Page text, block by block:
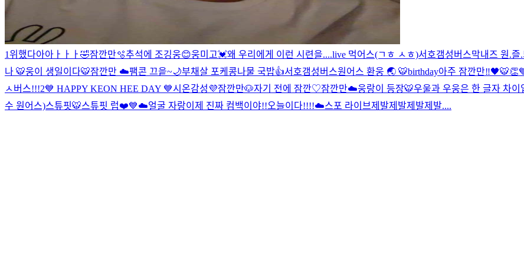
1위했다아아ㅏㅏㅏ🤣잠깐만🫧추석에 조깅웅😊웅미고💓왜 우리에게 이런 시련을....live 먹어스(ㄱㅎ ㅅㅎ)서호갬성버스막내즈 원.즐
나 🐯웅이 생일이다🐯잠깐만 ☁️팸콘 끄읕~🌙부채살 포케 콩나물 국밥👍서호갬성버스원어스 환웅 🌏 🐯birthday아주 잠깐만‼️🖤🐯👏
ㅅ버스!!!2💙 HAPPY KEON HEE DAY 💙시온감성💜잠깐만🐶자기 전에 잠깐♡잠깐만☁️웅랑이 등장🐯우울과 우웅은 한 글자 차이
수 원어스)스튜핏🐯스튜핏 럽❤️💙☁️얼굴 자랑이제 진짜 컴백이야!!오늘이다!!!!☁️스포 라이브제발제발제발제발....